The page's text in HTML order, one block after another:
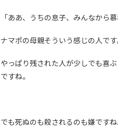
「ああ、うちの息子、みんなから
ナマポの母親そういう感じの人です
やっぱり残された人が少しでも喜
ですね。
でも死ぬのも殺されるのも嫌ですね